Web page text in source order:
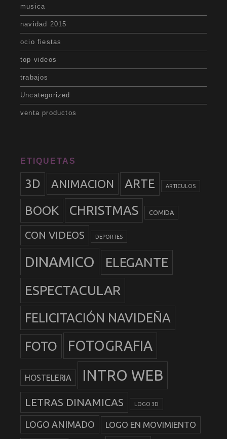
musica
navidad 2015
ocio fiestas
top videos
trabajos
Uncategorized
venta productos
ETIQUETAS
3D ANIMACION ARTE ARTICULOS
BOOK CHRISTMAS COMIDA
CON VIDEOS DEPORTES
DINAMICO
ELEGANTE
ESPECTACULAR
FELICITACIÓN NAVIDEÑA
FOTO
FOTOGRAFIA
HOSTELERIA INTRO WEB
LETRAS DINAMICAS LOGO 3D
LOGO ANIMADO LOGO EN MOVIMIENTO